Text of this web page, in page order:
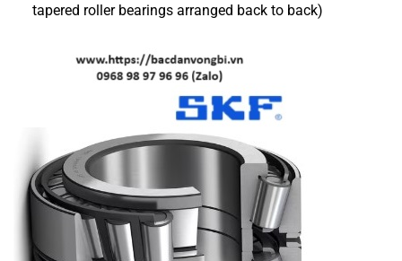
tapered roller bearings arranged back to back)